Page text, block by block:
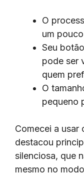
O
um
Seu
pode ser
quem
O
pequeno
Comecei a usar
destacou
silenciosa, que
mesmo no